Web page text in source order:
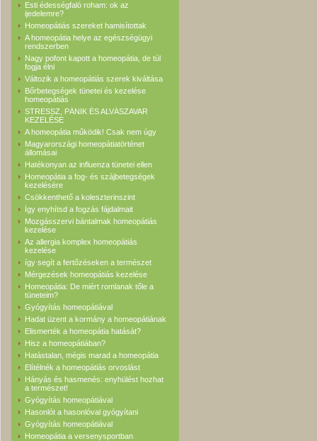
Esti édességfaló roham: ok az
ijedelemre?
Homeopátiás szereket hamisítottak
A homeopátia helye az egészségügyi
rendszerben
Nagy pofont kapott a homeopátia, de túl
fogja élni
Változik a homeopátiás szerek kiváltása
Bőrbetegségek tünetei és kezelése
homeopátiás
STRESSZ, PÁNIK ÉS ALVÁSZAVAR
KEZELÉSE
A homeopátia működik! Csak nem úgy
Magyarországi homeopátiatörténet
állomásai
Hatékonyan az influenza tünetei ellen
Homeopátia a fog- és szájbetegségek
kezelésére
Csökkenthető a koleszterinszint
Így enyhítsd a fogzás fájdalmait
Mozgásszervi bántalmak homeopátiás
kezelése
Az allergia komplex homeopátiás
kezelése
így segít a fertőzéseken a természet
Mérgezések homeopátiás kezelése
Homeopátia: De miért romlanak tőle a
tüneteim?
Gyógyítás homeopátiával
Hadat üzent a kormány a homeopátiának
Elismerték a homeopátia hatását?
Hisz a homeopátiában?
Hatástalan, mégis marad a homeopátia
Elítélnék a homeopátiás orvoslást
Hányás és hasmenés: enyhülést hozhat
a természet!
Gyógyítás homeopátiával
Hasonlót a hasonlóval gyógyítani
Gyógyítás homeopátiával
Homeopátia a versenysportban